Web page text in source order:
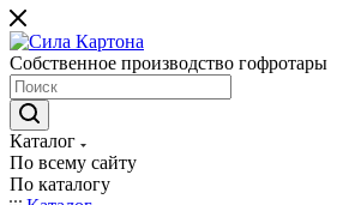
Собственное производство гофротары
Каталог
По всему сайту
По каталогу